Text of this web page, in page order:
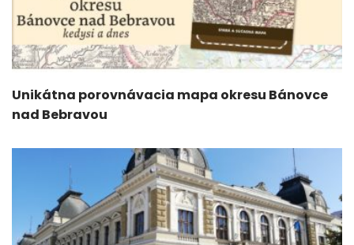
Unikátna porovnávacia mapa okresu Bánovce
nad Bebravou